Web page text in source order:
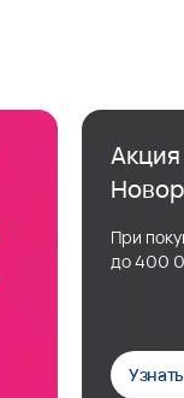
При
до 400